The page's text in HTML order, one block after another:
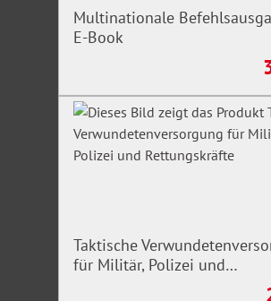
aller relevanten
Strukturierter und verständlicher
schnellen Nachschlagen
Rechtsstand: 1. Mai 2025
Multinationale
E-Book
Taktische
für Militär, Polizei und